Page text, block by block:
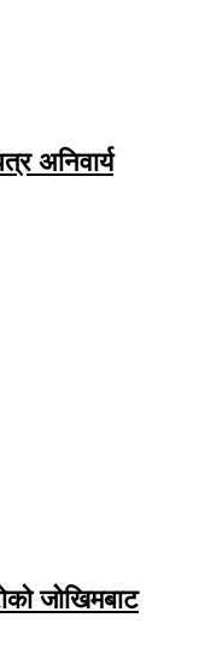
अनिवार्य
जोखिमबाट